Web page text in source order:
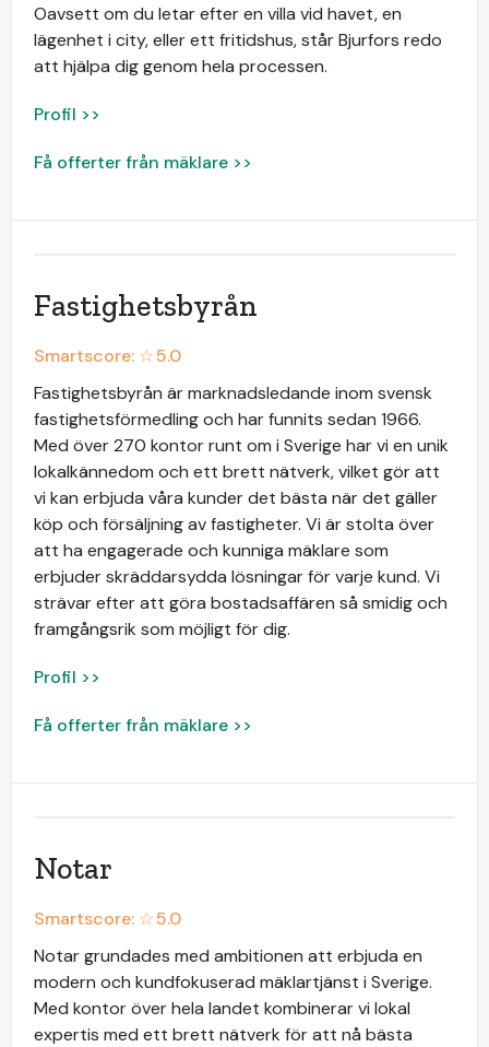
Oavsett om du letar efter en villa vid havet, en
lägenhet i city, eller ett fritidshus, står Bjurfors redo
att hjälpa dig genom hela processen.
Profil >>
Få offerter från mäklare >>
Fastighetsbyrån
Smartscore: ☆5.0
Fastighetsbyrån är marknadsledande inom svensk
fastighetsförmedling och har funnits sedan 1966.
Med över 270 kontor runt om i Sverige har vi en unik
lokalkännedom och ett brett nätverk, vilket gör att
vi kan erbjuda våra kunder det bästa när det gäller
köp och försäljning av fastigheter. Vi är stolta över
att ha engagerade och kunniga mäklare som
erbjuder skräddarsydda lösningar för varje kund. Vi
strävar efter att göra bostadsaffären så smidig och
framgångsrik som möjligt för dig.
Profil >>
Få offerter från mäklare >>
Notar
Smartscore: ☆5.0
Notar grundades med ambitionen att erbjuda en
modern och kundfokuserad mäklartjänst i Sverige.
Med kontor över hela landet kombinerar vi lokal
expertis med ett brett nätverk för att nå bästa